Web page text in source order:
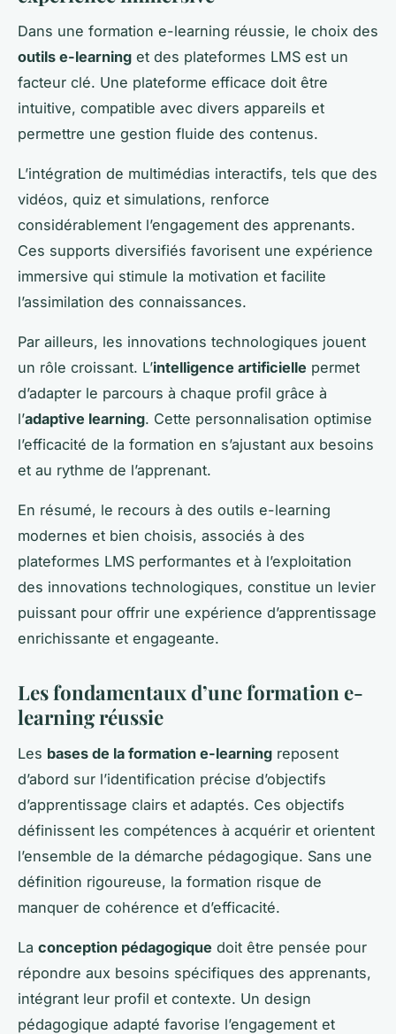
Dans une formation e-learning réussie, le choix des
outils e-learning et des plateformes LMS est un
facteur clé. Une plateforme efficace doit être
intuitive, compatible avec divers appareils et
permettre une gestion fluide des contenus.
L’intégration de multimédias interactifs, tels que des
vidéos, quiz et simulations, renforce
considérablement l’engagement des apprenants.
Ces supports diversifiés favorisent une expérience
immersive qui stimule la motivation et facilite
l’assimilation des connaissances.
Par ailleurs, les innovations technologiques jouent
un rôle croissant. L’intelligence artificielle permet
d’adapter le parcours à chaque profil grâce à
l’adaptive learning. Cette personnalisation optimise
l’efficacité de la formation en s’ajustant aux besoins
et au rythme de l’apprenant.
En résumé, le recours à des outils e-learning
modernes et bien choisis, associés à des
plateformes LMS performantes et à l’exploitation
des innovations technologiques, constitue un levier
puissant pour offrir une expérience d’apprentissage
enrichissante et engageante.
Les fondamentaux d’une formation e-
learning réussie
Les bases de la formation e-learning reposent
d’abord sur l’identification précise d’objectifs
d’apprentissage clairs et adaptés. Ces objectifs
définissent les compétences à acquérir et orientent
l’ensemble de la démarche pédagogique. Sans une
définition rigoureuse, la formation risque de
manquer de cohérence et d’efficacité.
La conception pédagogique doit être pensée pour
répondre aux besoins spécifiques des apprenants,
intégrant leur profil et contexte. Un design
pédagogique adapté favorise l’engagement et